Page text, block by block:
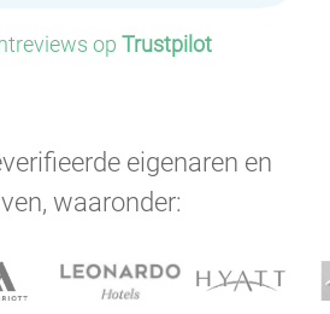
op Trustpilot
eigenaren en
waaronder: